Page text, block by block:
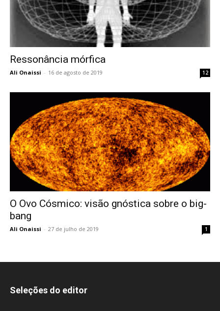
Ressonância mórfica
Ali Onaissi - 16 de agosto de 2019 12
O Ovo Cósmico: visão gnóstica sobre o big-
bang
Ali Onaissi - 27 de julho de 2019 1
Seleções do editor